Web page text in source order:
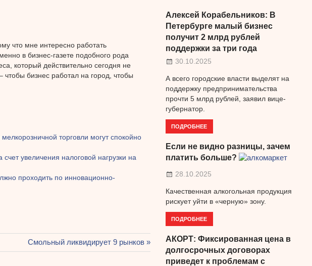
что мне интересно работать
в бизнес-газете подобного рода
который действительно сегодня не
бизнес работал на город, чтобы
торговли могут спокойно
увеличения налоговой нагрузки на
проходить по инновационно-
Следующая
запись:
Смольный ликвидирует 9 рынков
Алексей Корабельников: В
Петербурге малый бизнес
получит 2 млрд рублей
поддержки за три года
30.10.2025
А всего городские власти выделят на
поддержку предпринимательства
прочти 5 млрд рублей, заявил вице-
губернатор.
ПОДРОБНЕЕ
Если не видно разницы, зачем
платить больше?
28.10.2025
Качественная алкогольная продукция
рискует уйти в «черную» зону.
ПОДРОБНЕЕ
АКОРТ: Фиксированная цена в
долгосрочных договорах
приведет к проблемам с